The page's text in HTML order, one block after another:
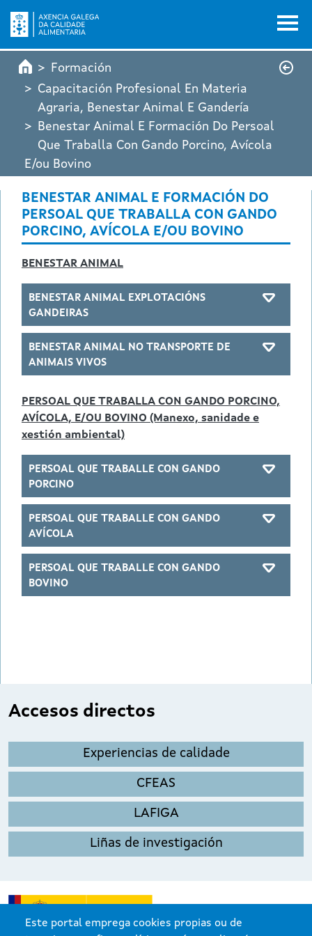
Ir o contido principal
Este portal emprega cookies propias ou de
Formación
Capacitación Profesional En Materia
Agraria, Benestar Animal E Gandería
Benestar Animal E Formación Do Persoal
Que Traballa Con Gando Porcino, Avícola
E/ou Bovino
BENESTAR ANIMAL E FORMACIÓN DO
PERSOAL QUE TRABALLA CON GANDO
PORCINO, AVÍCOLA E/OU BOVINO
BENESTAR ANIMAL
BENESTAR ANIMAL EXPLOTACIÓNS
GANDEIRAS
BENESTAR ANIMAL NO TRANSPORTE DE
ANIMAIS VIVOS
PERSOAL QUE TRABALLA CON GANDO PORCINO,
AVÍCOLA, E/OU BOVINO (Manexo, sanidade e
xestión ambiental)
PERSOAL QUE TRABALLE CON GANDO
PORCINO
PERSOAL QUE TRABALLE CON GANDO
AVÍCOLA
PERSOAL QUE TRABALLE CON GANDO
BOVINO
Accesos directos
Experiencias de calidade
CFEAS
LAFIGA
Liñas de investigación